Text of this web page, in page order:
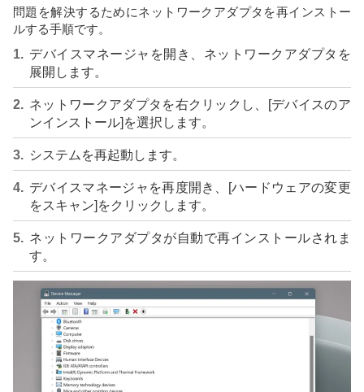
問題を解決するためにネットワークアダプタを再インストー
ルする手順です。
デバイスマネージャを開き、ネットワークアダプタを
展開します。
ネットワークアダプタを右クリックし、[デバイスのア
ンインストール]を選択します。
システムを再起動します。
デバイスマネージャを再度開き、[ハードウェアの変更
をスキャン]をクリックします。
ネットワークアダプタが自動で再インストールされま
す。